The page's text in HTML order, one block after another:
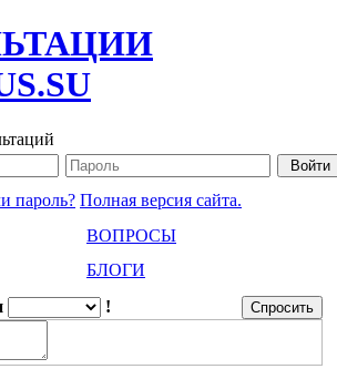
пароль? Полная версия сайта.
ВОПРОСЫ
БЛОГИ
!